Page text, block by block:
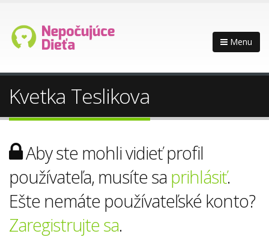
Menu
Kvetka Teslikova
Aby ste mohli vidieť profil
používateľa, musíte sa prihlásiť.
Ešte nemáte používateľské konto?
Zaregistrujte sa.